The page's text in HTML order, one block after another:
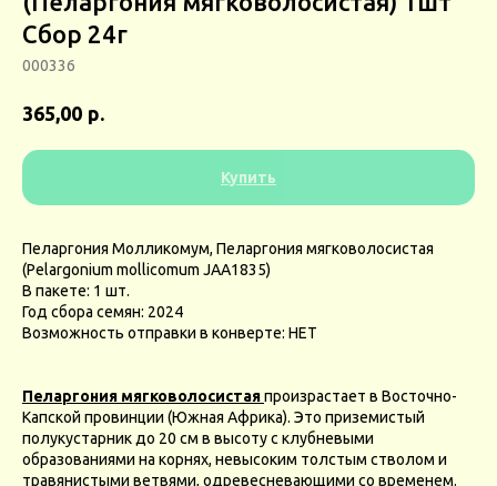
Сбор 24г
000336
365,00 р.
Купить
Пеларгония Молликомум, Пеларгония мягковолосистая
(Pelargonium mollicomum JAA1835)
В пакете: 1 шт.
Год сбора семян: 2024
Возможность отправки в конверте: НЕТ
Пеларгония мягковолосистаяпроизрастает в Восточно-
Капской провинции (Южная Африка). Это приземистый
полукустарник до 20 см в высоту с клубневыми
образованиями на корнях, невысоким толстым стволом и
травянистыми ветвями, одревесневающими со временем.